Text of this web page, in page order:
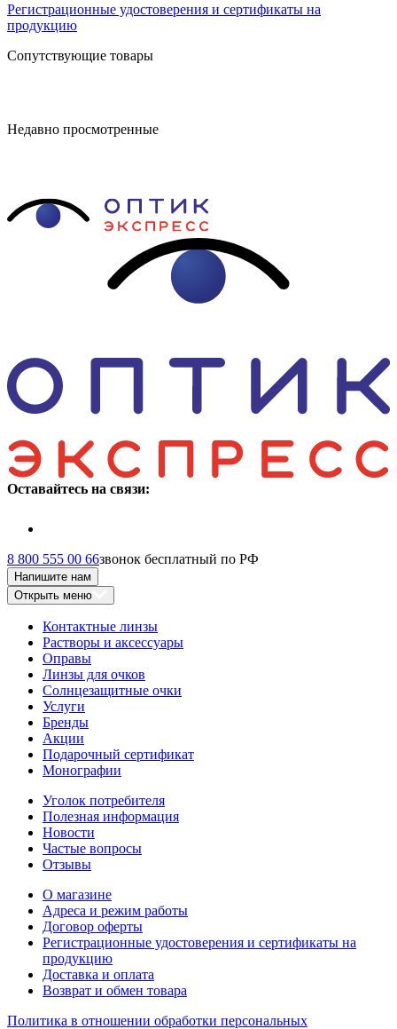
Регистрационные удостоверения и сертификаты на
продукцию
Сопутствующие товары
Недавно просмотренные
Оставайтесь на связи:
8 800 555 00 66звонок бесплатный по РФ
Напишите нам
Открыть меню
Контактные линзы
Растворы и аксессуары
Оправы
Линзы для очков
Солнцезащитные очки
Услуги
Бренды
Акции
Подарочный сертификат
Монографии
Уголок потребителя
Полезная информация
Новости
Частые вопросы
Отзывы
О магазине
Адреса и режим работы
Договор оферты
Регистрационные удостоверения и сертификаты на
продукцию
Доставка и оплата
Возврат и обмен товара
Политика в отношении обработки персональных